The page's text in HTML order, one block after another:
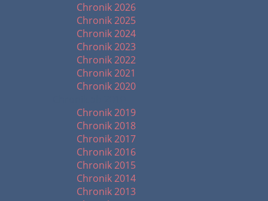
Chronik 2026
Chronik 2025
Chronik 2024
Chronik 2023
Chronik 2022
Chronik 2021
Chronik 2020
Chronik 2019
Chronik 2018
Chronik 2017
Chronik 2016
Chronik 2015
Chronik 2014
Chronik 2013